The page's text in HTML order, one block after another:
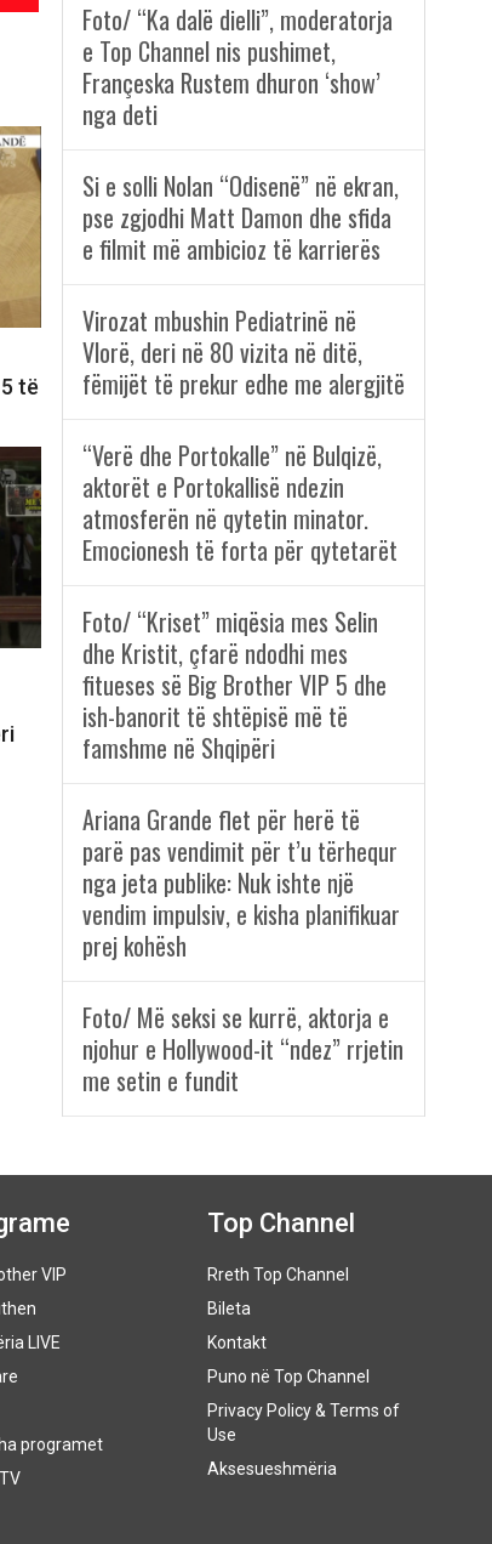
të
Foto/ “Ka dalë dielli”, moderatorja
e Top Channel nis pushimet,
Françeska Rustem dhuron ‘show’
nga deti
Si e solli Nolan “Odisenë” në ekran,
pse zgjodhi Matt Damon dhe sfida
e filmit më ambicioz të karrierës
Virozat mbushin Pediatrinë në
Vlorë, deri në 80 vizita në ditë,
fëmijët të prekur edhe me alergjitë
“Verë dhe Portokalle” në Bulqizë,
aktorët e Portokallisë ndezin
atmosferën në qytetin minator.
Emocionesh të forta për qytetarët
Foto/ “Kriset” miqësia mes Selin
dhe Kristit, çfarë ndodhi mes
fitueses së Big Brother VIP 5 dhe
ish-banorit të shtëpisë më të
famshme në Shqipëri
Ariana Grande flet për herë të
parë pas vendimit për t’u tërhequr
nga jeta publike: Nuk ishte një
vendim impulsiv, e kisha planifikuar
prej kohësh
Foto/ Më seksi se kurrë, aktorja e
njohur e Hollywood-it “ndez” rrjetin
me setin e fundit
VIP
LIVE
programet
Top Channel
Rreth Top Channel
Bileta
Kontakt
Puno në Top Channel
Privacy Policy & Terms of
Use
Aksesueshmëria